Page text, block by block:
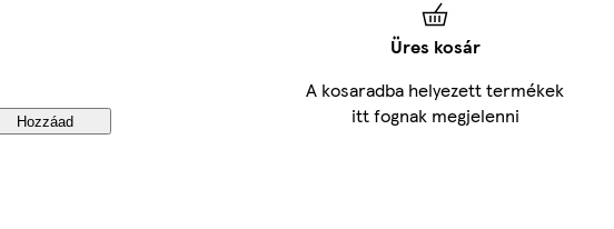
Hozzáad
Üres kosár
A kosaradba helyezett termékek
itt fognak megjelenni